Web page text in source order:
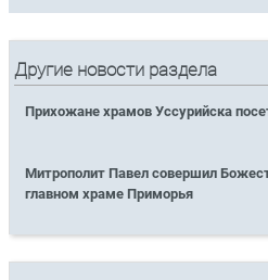
Другие новости раздела
Прихожане храмов Уссурийска
Митрополит Павел совершил
главном храме Приморья